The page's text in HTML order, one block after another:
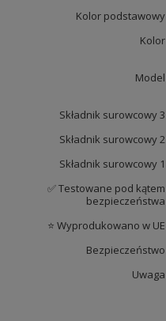
Kolor podstawowy
Kolor
Model
Składnik surowcowy 3
Składnik surowcowy 2
Składnik surowcowy 1
✅ Testowane pod kątem
bezpieczeństwa
⭐ Wyprodukowano w UE
Bezpieczeństwo
Uwaga